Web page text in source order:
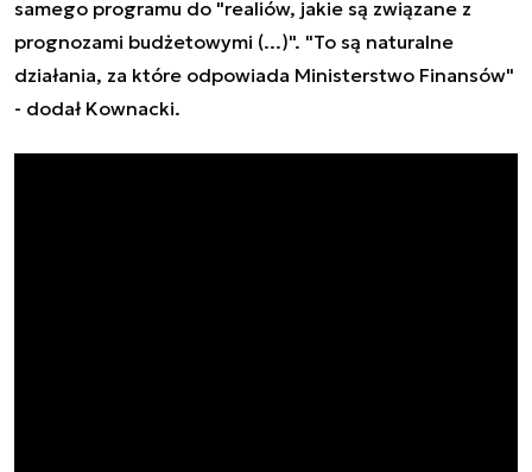
samego programu do "realiów, jakie są związane z
prognozami budżetowymi (...)". "To są naturalne
działania, za które odpowiada Ministerstwo Finansów"
- dodał Kownacki.